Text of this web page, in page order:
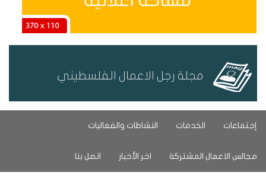
مجلة رجل الاعمال الفلسطيني
إجتماعات الخدمات النشاطات والفعاليات
مجالس الاعمال المشتركة اخر الأخبار اتصل بنا